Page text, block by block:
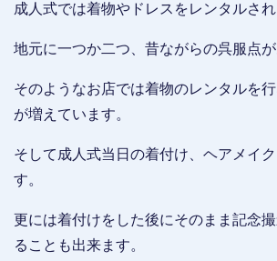
成人式では着物やドレスをレンタルされ
地元に一つか二つ、昔ながらの呉服点
そのようなお店では着物のレンタルを
が増えています。
そして成人式当日の着付け、ヘアメイ
す。
更には着付けをした後にそのまま記念
ることも出来ます。